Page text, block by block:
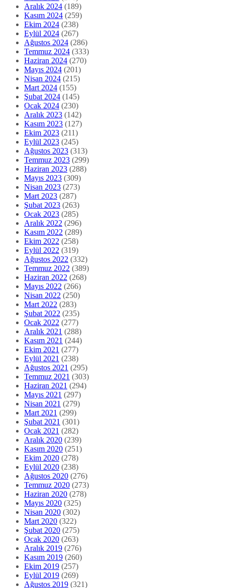
Aralık 2024 (189)
Kasım 2024 (259)
Ekim 2024 (238)
Eylül 2024 (267)
Ağustos 2024 (286)
Temmuz 2024 (333)
Haziran 2024 (270)
Mayıs 2024 (201)
Nisan 2024 (215)
Mart 2024 (155)
Şubat 2024 (145)
Ocak 2024 (230)
Aralık 2023 (142)
Kasım 2023 (127)
Ekim 2023 (211)
Eylül 2023 (245)
Ağustos 2023 (313)
Temmuz 2023 (299)
Haziran 2023 (288)
Mayıs 2023 (309)
Nisan 2023 (273)
Mart 2023 (287)
Şubat 2023 (263)
Ocak 2023 (285)
Aralık 2022 (296)
Kasım 2022 (289)
Ekim 2022 (258)
Eylül 2022 (319)
Ağustos 2022 (332)
Temmuz 2022 (389)
Haziran 2022 (268)
Mayıs 2022 (266)
Nisan 2022 (250)
Mart 2022 (283)
Şubat 2022 (235)
Ocak 2022 (277)
Aralık 2021 (288)
Kasım 2021 (244)
Ekim 2021 (277)
Eylül 2021 (238)
Ağustos 2021 (295)
Temmuz 2021 (303)
Haziran 2021 (294)
Mayıs 2021 (297)
Nisan 2021 (279)
Mart 2021 (299)
Şubat 2021 (301)
Ocak 2021 (282)
Aralık 2020 (239)
Kasım 2020 (251)
Ekim 2020 (278)
Eylül 2020 (238)
Ağustos 2020 (276)
Temmuz 2020 (273)
Haziran 2020 (278)
Mayıs 2020 (325)
Nisan 2020 (302)
Mart 2020 (322)
Şubat 2020 (275)
Ocak 2020 (263)
Aralık 2019 (276)
Kasım 2019 (260)
Ekim 2019 (257)
Eylül 2019 (269)
Ağustos 2019 (321)